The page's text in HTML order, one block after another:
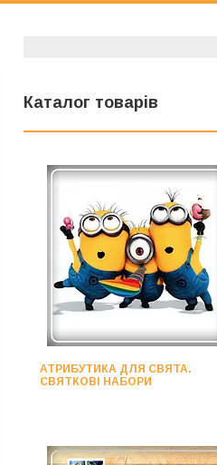
Каталог товарів
АТРИБУТИКА ДЛЯ СВЯТА.
СВЯТКОВІ НАБОРИ